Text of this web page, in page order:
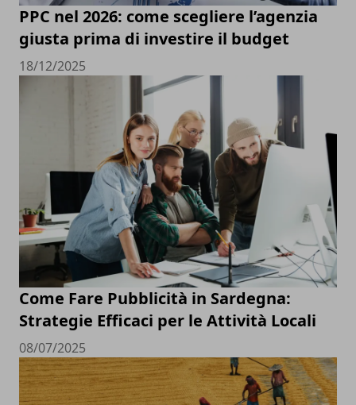
PPC nel 2026: come scegliere l’agenzia
giusta prima di investire il budget
18/12/2025
Come Fare Pubblicità in Sardegna:
Strategie Efficaci per le Attività Locali
08/07/2025